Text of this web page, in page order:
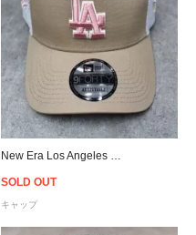
SOLD OUT
キャップ